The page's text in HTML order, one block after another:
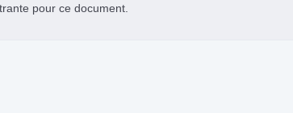
pour ce document.